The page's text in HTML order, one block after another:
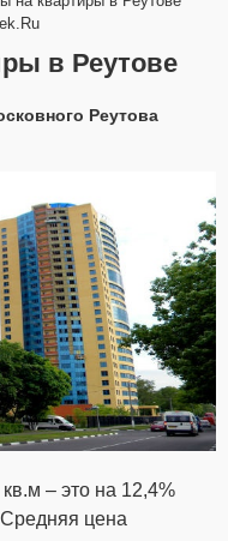
в Реутове
Реутова
– это на 12,4%
цена